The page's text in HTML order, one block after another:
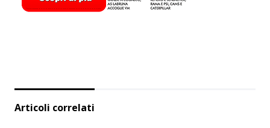
Articoli correlati